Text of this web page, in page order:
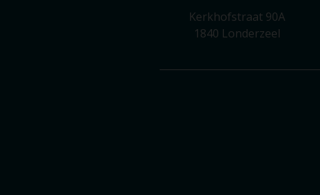
Kerkhofstraat 90A
1840 Londerzeel